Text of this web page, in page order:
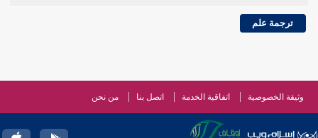
ترجمة علم
وثيقة الخصوصية اتفاقية الخدمة اتصل بنا من نحن